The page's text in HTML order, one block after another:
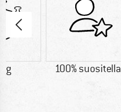
g 100% suositella